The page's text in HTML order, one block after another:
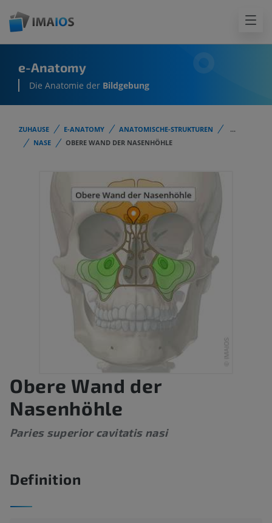
e-Anatomy
Die Anatomie der Bildgebung
ZUHAUSE E-ANATOMY ANATOMISCHE-STRUKTUREN
...
NASE
OBERE WAND DER NASENHÖHLE
Obere Wand der
Nasenhöhle
Paries superior cavitatis nasi
Definition